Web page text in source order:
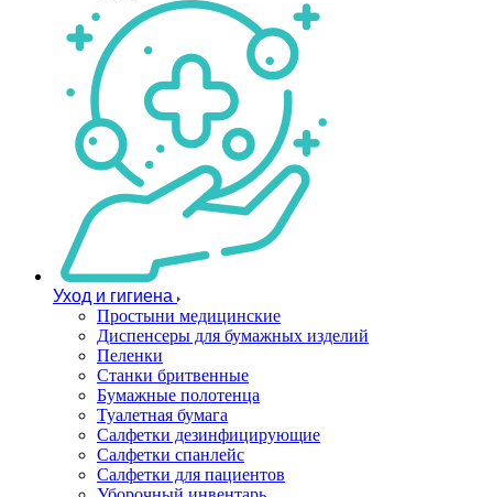
Уход и гигиена
Простыни медицинские
Диспенсеры для бумажных изделий
Пеленки
Станки бритвенные
Бумажные полотенца
Туалетная бумага
Салфетки дезинфицирующие
Салфетки спанлейс
Салфетки для пациентов